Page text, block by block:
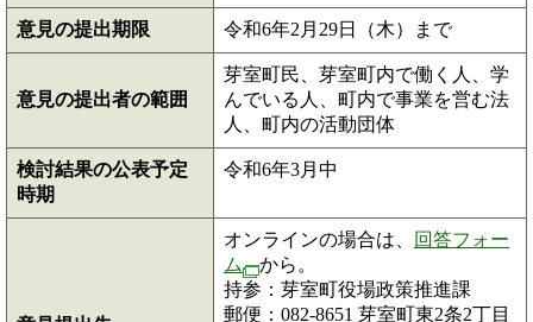
意見の提出期限 令和6年2月29日（木）まで
意見の提出者の範囲
芽室町民、芽室町内で働く人、学
んでいる人、町内で事業を営む法
人、町内の活動団体
検討結果の公表予定
時期
令和6年3月中
オンラインの場合は、
回答フォー
ム
から。
持参：芽室町役場政策推進課
郵便：082-8651 芽室町東2条2丁目